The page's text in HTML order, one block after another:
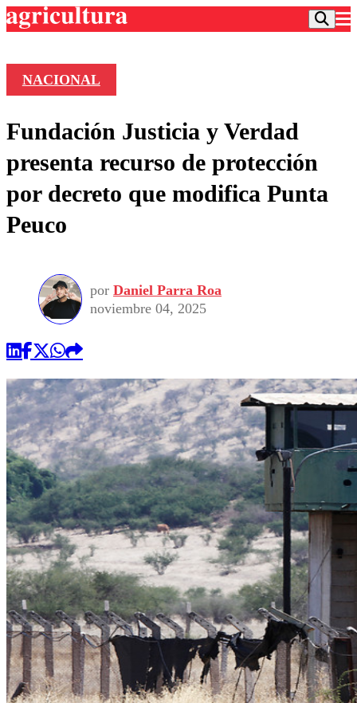
Frecuencias
Agricultura TV
Deportes
Colo Colo
Torneo Internacional
Torneo Nacional
Entretención
Internacional
Nacional
Programas
Comercial
NACIONAL
Fundación Justicia y Verdad
presenta recurso de protección
por decreto que modifica Punta
Peuco
por Daniel Parra Roa
noviembre 04, 2025